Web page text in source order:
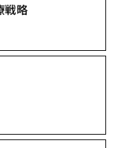
戦略